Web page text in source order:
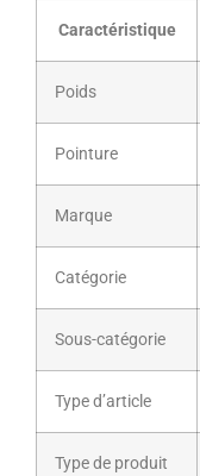
Caractéristique
Poids
Pointure
Marque
Catégorie
Sous-catégorie
Type d’article
Type de produit